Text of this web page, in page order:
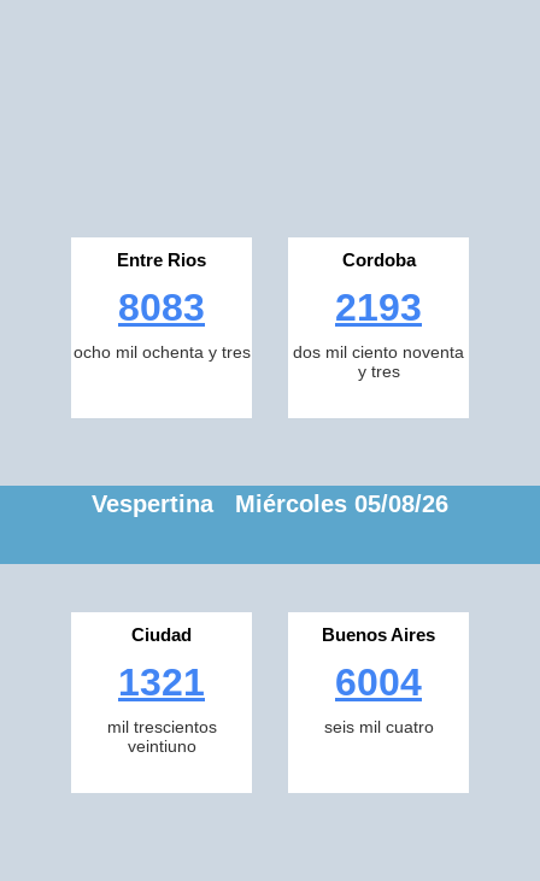
Entre Rios
8083
ocho mil ochenta y tres
Cordoba
2193
dos mil ciento noventa
y tres
Vespertina Miércoles 05/08/26
Ciudad
1321
mil trescientos
veintiuno
Buenos Aires
6004
seis mil cuatro